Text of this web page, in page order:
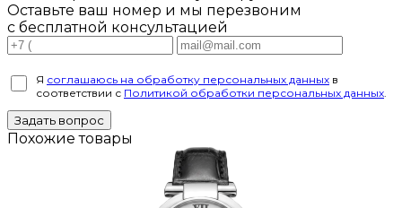
Оставьте ваш номер и мы перезвоним
с бесплатной консультацией
Я соглашаюсь на обработку персональных данных в
соответствии с Политикой обработки персональных данных.
Задать вопрос
Похожие товары